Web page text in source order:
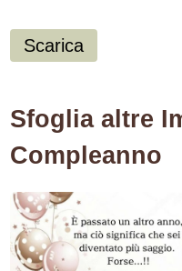
Scarica
Sfoglia altre
Compleanno